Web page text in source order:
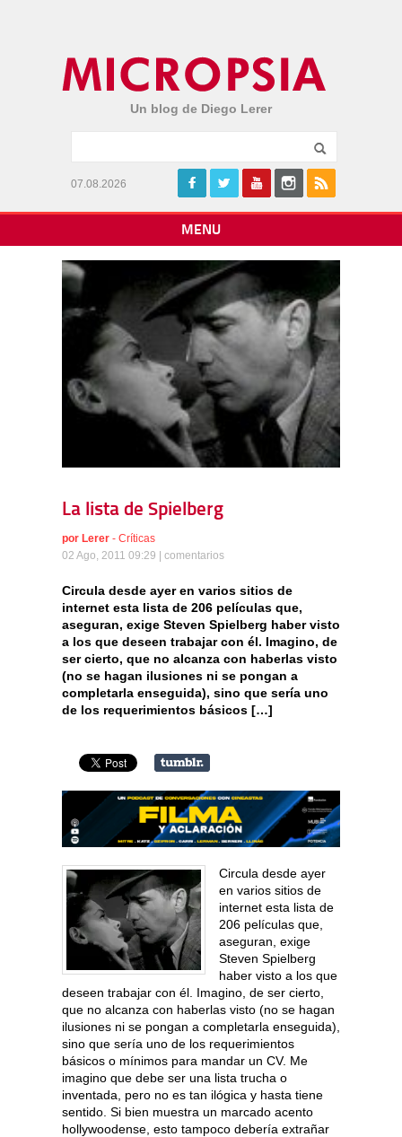
Un blog de Diego Lerer
07.08.2026
MENU
La lista de Spielberg
por Lerer - Críticas
02 Ago, 2011 09:29 | comentarios
Circula desde ayer en varios sitios de
internet esta lista de 206 películas que,
aseguran, exige Steven Spielberg haber visto
a los que deseen trabajar con él. Imagino, de
ser cierto, que no alcanza con haberlas visto
(no se hagan ilusiones ni se pongan a
completarla enseguida), sino que sería uno
de los requerimientos básicos […]
Circula desde ayer
en varios sitios de
internet esta lista de
206 películas que,
aseguran, exige
Steven Spielberg
haber visto a los que
deseen trabajar con él. Imagino, de ser cierto,
que no alcanza con haberlas visto (no se hagan
ilusiones ni se pongan a completarla enseguida),
sino que sería uno de los requerimientos
básicos o mínimos para mandar un CV. Me
imagino que debe ser una lista trucha o
inventada, pero no es tan ilógica y hasta tiene
sentido. Si bien muestra un marcado acento
hollywoodense, esto tampoco debería extrañar